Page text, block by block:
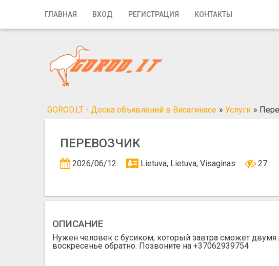
ГЛАВНАЯ ВХОД РЕГИСТРАЦИЯ КОНТАКТЫ
Главная
Регистрация
Добавить объявление
GOROD.LT - Доска объявлений в Висагинасе » Услуги »
ПЕРЕВОЗЧИК
2026/06/12 Lietuva, Lietuva, Visaginas 27
ОПИСАНИЕ
Нужен человек с бусиком, который завтра сможет
воскресенье обратно. Позвоните на +37062939754